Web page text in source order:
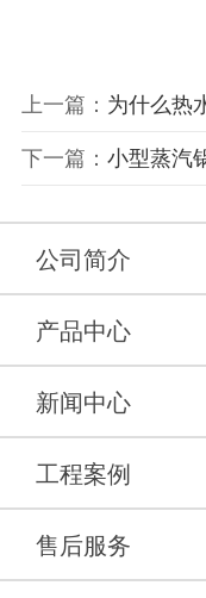
上一篇： 为什么热
下一篇： 小型蒸汽
公司简介
产品中心
新闻中心
工程案例
售后服务